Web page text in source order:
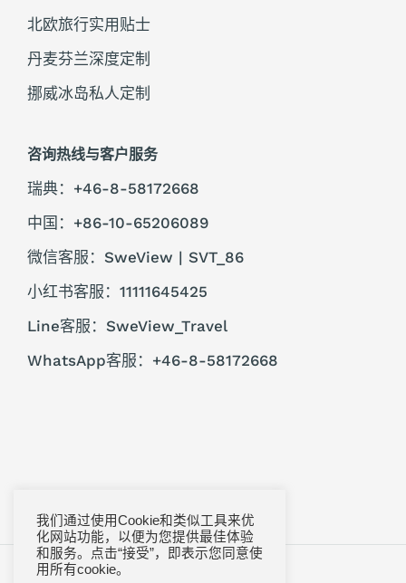
北欧旅行实用贴士
丹麦芬兰深度定制
挪威冰岛私人定制
咨询热线与客户服务
瑞典：+46-8-58172668
中国：+86-10-65206089
微信客服：SweView | SVT_86
小红书客服：11111645425
Line客服：SweView_Travel
WhatsApp客服：+46-8-58172668
首页 隐私政策
我们通过使用Cookie和类似工具来优
化网站功能，以便为您提供最佳体验
和服务。点击“接受”，即表示您同意使
用所有cookie。